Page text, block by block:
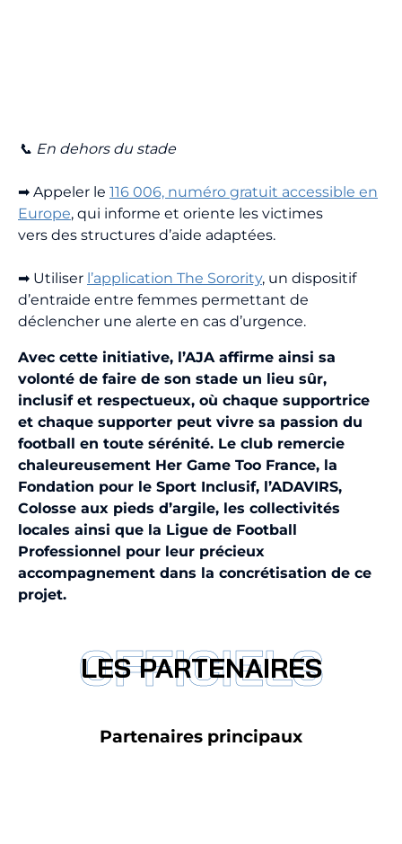
📞 En dehors du stade
➡ Appeler le 116 006, numéro gratuit accessible en
Europe, qui informe et oriente les victimes
vers des structures d’aide adaptées.
➡ Utiliser l’application The Sorority, un dispositif
d’entraide entre femmes permettant de
déclencher une alerte en cas d’urgence.
Avec cette initiative, l’AJA affirme ainsi sa
volonté de faire de son stade un lieu sûr,
inclusif et respectueux, où chaque supportrice
et chaque supporter peut vivre sa passion du
football en toute sérénité. Le club remercie
chaleureusement Her Game Too France, la
Fondation pour le Sport Inclusif, l’ADAVIRS,
Colosse aux pieds d’argile, les collectivités
locales ainsi que la Ligue de Football
Professionnel pour leur précieux
accompagnement dans la concrétisation de ce
projet.
OFFICIELS
LES PARTENAIRES
Partenaires principaux